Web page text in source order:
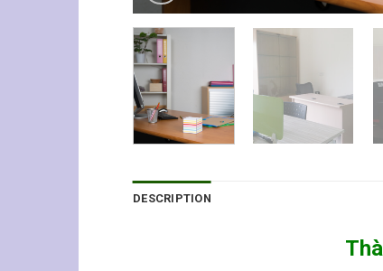
DESCRIPTION